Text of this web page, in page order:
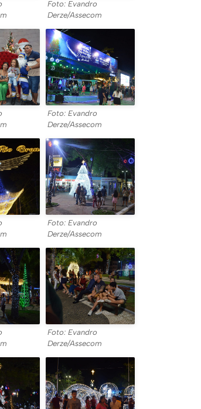
Foto: Evandro
Derze/Assecom
Foto: Evandro
Derze/Assecom
Foto: Evandro
Derze/Assecom
Foto: Evandro
Derze/Assecom